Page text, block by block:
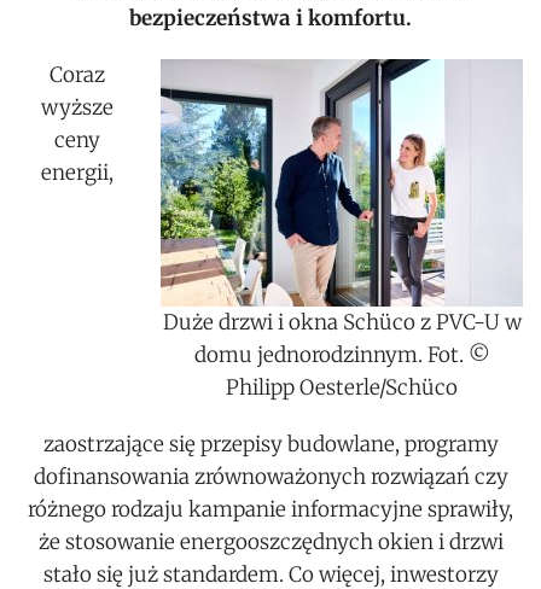
bezpieczeństwa i komfortu.
Duże drzwi i okna Schüco z PVC-U w
domu jednorodzinnym. Fot. ©
Philipp Oesterle/Schüco
Coraz
wyższe
ceny
energii,
zaostrzające się przepisy budowlane, programy
dofinansowania zrównoważonych rozwiązań czy
różnego rodzaju kampanie informacyjne sprawiły,
że stosowanie energooszczędnych okien i drzwi
stało się już standardem. Co więcej, inwestorzy